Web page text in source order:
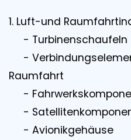
1. Luft-und
- Turbinenschaufeln
-
Raumfahrt
-
-
- Avionikgehäuse